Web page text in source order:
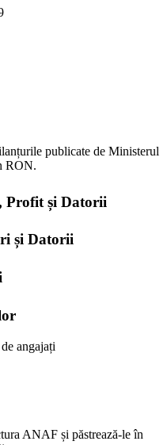
publicate de Ministerul
RON.
Profit și Datorii
și Datorii
angajați
ANAF și păstrează-le în